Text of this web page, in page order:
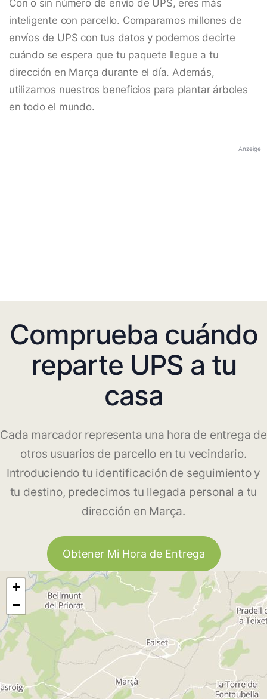
Con o sin número de envío de UPS, eres más
inteligente con parcello. Comparamos millones de
envíos de UPS con tus datos y podemos decirte
cuándo se espera que tu paquete llegue a tu
dirección en Marça durante el día. Además,
utilizamos nuestros beneficios para plantar árboles
en todo el mundo.
Anzeige
Comprueba cuándo
reparte UPS a tu
casa
Cada marcador representa una hora de entrega de
otros usuarios de parcello en tu vecindario.
Introduciendo tu identificación de seguimiento y
tu destino, predecimos tu llegada personal a tu
dirección en Marça.
Obtener Mi Hora de Entrega
+
−